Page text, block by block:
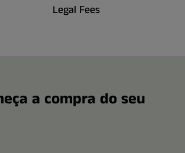
Legal Fees
a compra do seu